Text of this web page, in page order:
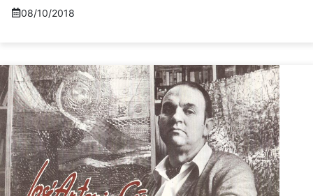
08/10/2018